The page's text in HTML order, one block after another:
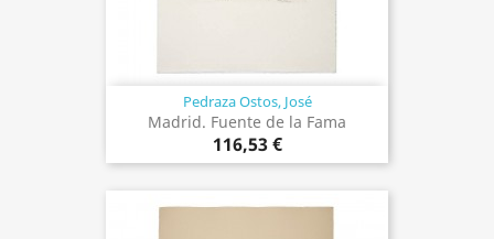
Pedraza Ostos, José
Madrid. Fuente de la Fama
116,53 €